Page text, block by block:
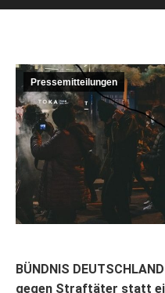
Pressemitteilungen
BÜNDNIS
gegen Straftäter statt